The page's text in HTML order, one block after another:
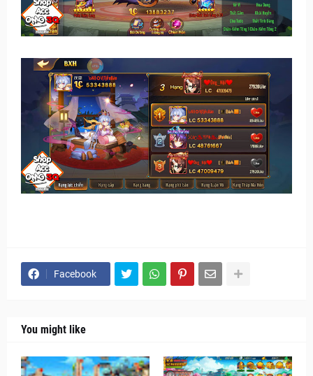
Facebook
You might like